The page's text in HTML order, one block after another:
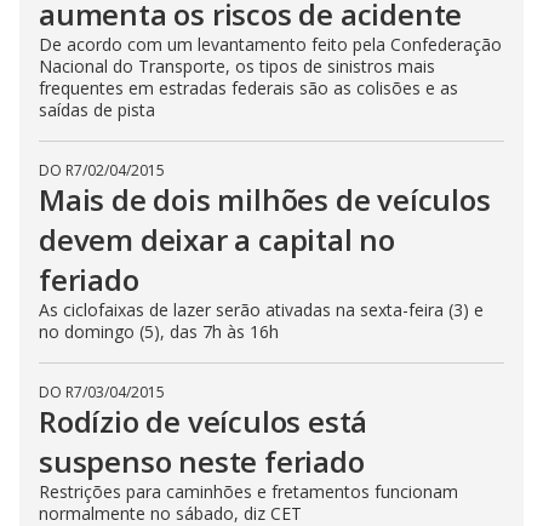
aumenta os riscos de acidente
De acordo com um levantamento feito pela Confederação
Nacional do Transporte, os tipos de sinistros mais
frequentes em estradas federais são as colisões e as
saídas de pista
DO R7/02/04/2015
Mais de dois milhões de veículos
devem deixar a capital no
feriado
As ciclofaixas de lazer serão ativadas na sexta-feira (3) e
no domingo (5), das 7h às 16h
DO R7/03/04/2015
Rodízio de veículos está
suspenso neste feriado
Restrições para caminhões e fretamentos funcionam
normalmente no sábado, diz CET